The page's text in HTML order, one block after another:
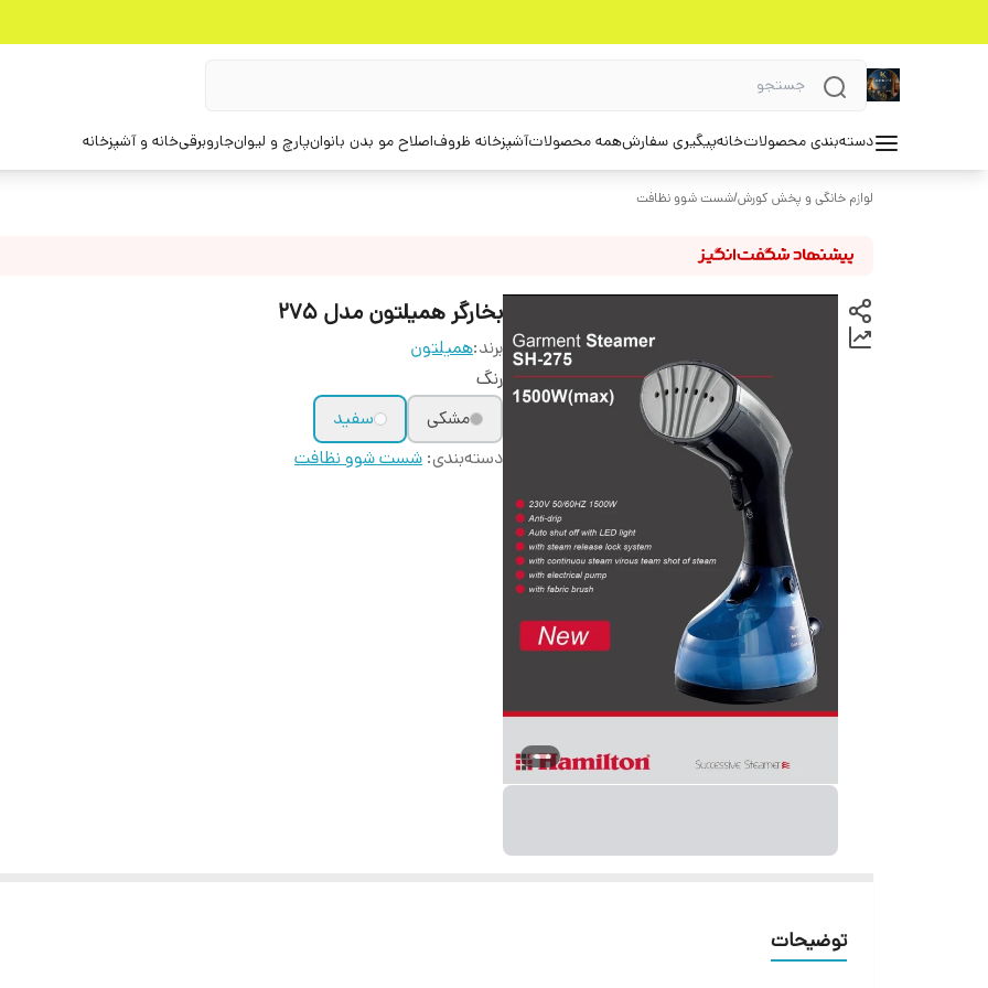
دسته‌بندی محصولاتخانهپیگیری سفارشهمه محصولاتآشپزخانه ظروفاصلاح مو بدن بانوانپارچ و لیوانجاروبرقیخانه و آشپزخانه
لوازم خانگی و پخش کورش/شست شوو نظافت
بخارگر همیلتون مدل 275
برند:همیلتون
رنگ
مشکی
سفید
دسته‌بندی: شست شوو نظافت
توضیحات